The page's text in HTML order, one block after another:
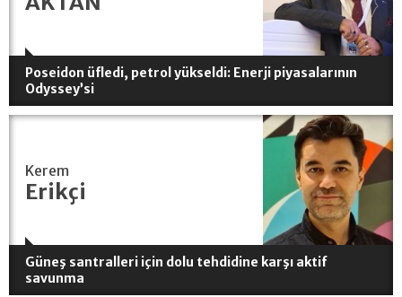
Poseidon üfledi, petrol yükseldi: Enerji piyasalarının
Odyssey’si
Kerem
Erikçi
Güneş santralleri için dolu tehdidine karşı aktif
savunma